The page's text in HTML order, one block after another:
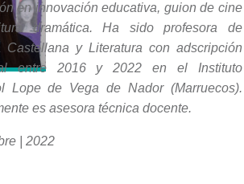
en innovación educativa, guion de cine
dramática. Ha sido profesora de
Castellana y Literatura con adscripción
entre 2016 y 2022 en el Instituto
Lope de Vega de Nador (Marruecos).
es asesora técnica docente.
| 2022